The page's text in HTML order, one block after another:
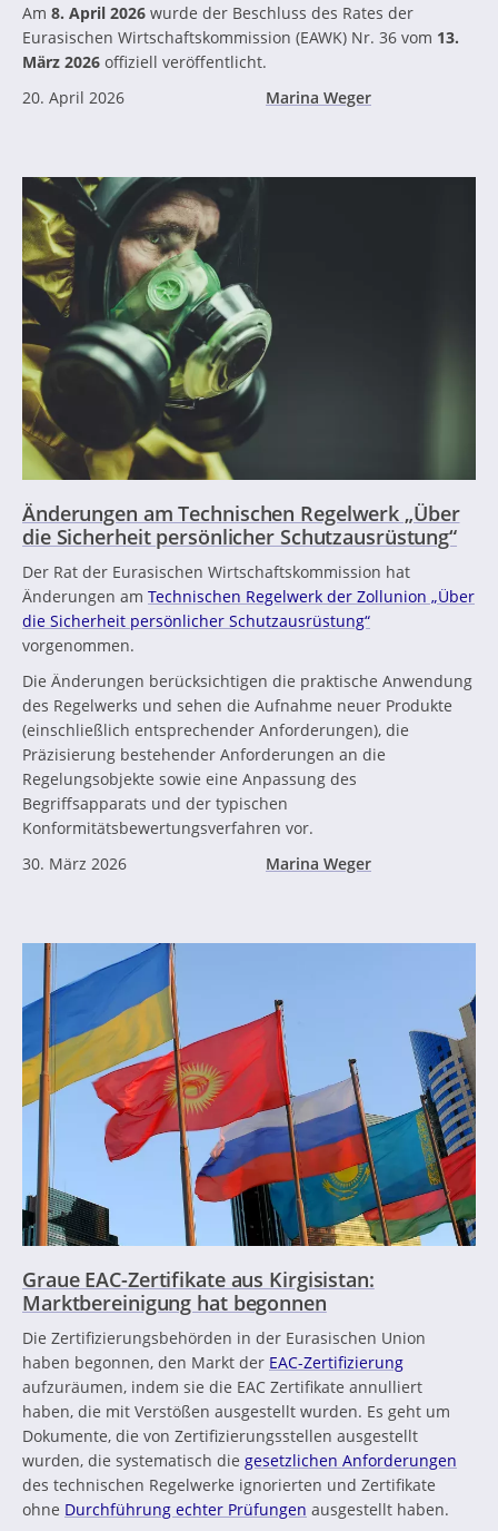
Am 8. April 2026 wurde der Beschluss des Rates der
Eurasischen Wirtschaftskommission (EAWK) Nr. 36 vom 13.
März 2026 offiziell veröffentlicht.
20. April 2026
Marina Weger
Änderungen am Technischen Regelwerk „Über
die Sicherheit persönlicher Schutzausrüstung“
Der Rat der Eurasischen Wirtschaftskommission hat
Änderungen am Technischen Regelwerk der Zollunion „Über
die Sicherheit persönlicher Schutzausrüstung“
vorgenommen.
Die Änderungen berücksichtigen die praktische Anwendung
des Regelwerks und sehen die Aufnahme neuer Produkte
(einschließlich entsprechender Anforderungen), die
Präzisierung bestehender Anforderungen an die
Regelungsobjekte sowie eine Anpassung des
Begriffsapparats und der typischen
Konformitätsbewertungsverfahren vor.
30. März 2026
Marina Weger
Graue EAC-Zertifikate aus Kirgisistan:
Marktbereinigung hat begonnen
Die Zertifizierungsbehörden in der Eurasischen Union
haben begonnen, den Markt der EAC-Zertifizierung
aufzuräumen, indem sie die EAC Zertifikate annulliert
haben, die mit Verstößen ausgestellt wurden. Es geht um
Dokumente, die von Zertifizierungsstellen ausgestellt
wurden, die systematisch die gesetzlichen Anforderungen
des technischen Regelwerke ignorierten und Zertifikate
ohne Durchführung echter Prüfungen ausgestellt haben.